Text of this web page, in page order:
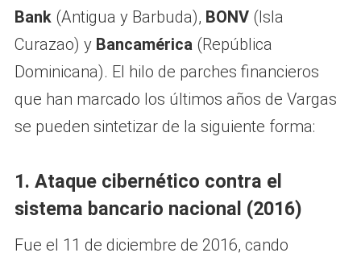
Bank(Antigua y Barbuda), BONV(Isla
Curazao) y Bancamérica (República
Dominicana). El hilo de parches financieros
que han marcado los últimos años de Vargas
se pueden sintetizar de la siguiente forma:
1. Ataque cibernético contra el
sistema bancario nacional (2016)
Fue el 11 de diciembre de 2016, cando